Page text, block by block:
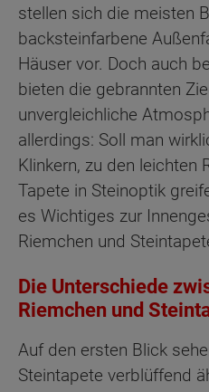
stellen sich die meisten
backsteinfarbene
Häuser vor. Doch auch
bieten die gebrannten
unvergleichliche
allerdings: Soll man
Klinkern, zu den leichten
Tapete in Steinoptik
es Wichtiges zur
Riemchen und
Die Unterschiede
Riemchen und
Auf den ersten Blick
Steintapete verblüffend